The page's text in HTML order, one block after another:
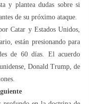
y plantea dudas sobre si
de su próximo ataque.
Catar y Estados Unidos,
están presionando para
de 60 días. El acuerdo
Donald Trump, de